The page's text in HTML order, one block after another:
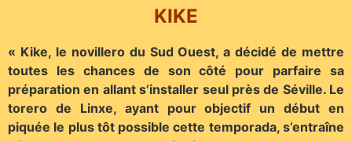
KIKE
« Kike, le novillero du Sud Ouest, a décidé de mettre
toutes les chances de son côté pour parfaire sa
préparation en allant s’installer seul près de Séville. Le
torero de Linxe, ayant pour objectif un début en
piquée le plus tôt possible cette temporada, s’entraîne